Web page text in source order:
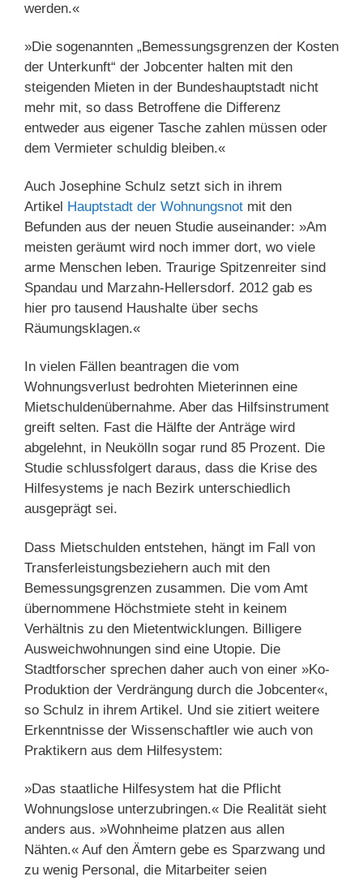
werden.«
»Die sogenannten „Bemessungsgrenzen der Kosten
der Unterkunft“ der Jobcenter halten mit den
steigenden Mieten in der Bundeshauptstadt nicht
mehr mit, so dass Betroffene die Differenz
entweder aus eigener Tasche zahlen müssen oder
dem Vermieter schuldig bleiben.«
Auch Josephine Schulz setzt sich in ihrem
Artikel
Hauptstadt der Wohnungsnot mit den
Befunden aus der neuen Studie auseinander: »Am
meisten geräumt wird noch immer dort, wo viele
arme Menschen leben. Traurige Spitzenreiter sind
Spandau und Marzahn-Hellersdorf. 2012 gab es
hier pro tausend Haushalte über sechs
Räumungsklagen.«
In vielen Fällen beantragen die vom
Wohnungsverlust bedrohten Mieterinnen eine
Mietschuldenübernahme. Aber das Hilfsinstrument
greift selten. Fast die Hälfte der Anträge wird
abgelehnt, in Neukölln sogar rund 85 Prozent. Die
Studie schlussfolgert daraus, dass die Krise des
Hilfesystems je nach Bezirk unterschiedlich
ausgeprägt sei.
Dass Mietschulden entstehen, hängt im Fall von
Transferleistungsbeziehern auch mit den
Bemessungsgrenzen zusammen. Die vom Amt
übernommene Höchstmiete steht in keinem
Verhältnis zu den Mietentwicklungen. Billigere
Ausweichwohnungen sind eine Utopie. Die
Stadtforscher sprechen daher auch von einer »Ko-
Produktion der Verdrängung durch die Jobcenter«,
so Schulz in ihrem Artikel. Und sie zitiert weitere
Erkenntnisse der Wissenschaftler wie auch von
Praktikern aus dem Hilfesystem:
»Das staatliche Hilfesystem hat die Pflicht
Wohnungslose unterzubringen.« Die Realität sieht
anders aus. »Wohnheime platzen aus allen
Nähten.« Auf den Ämtern gebe es Sparzwang und
zu wenig Personal, die Mitarbeiter seien